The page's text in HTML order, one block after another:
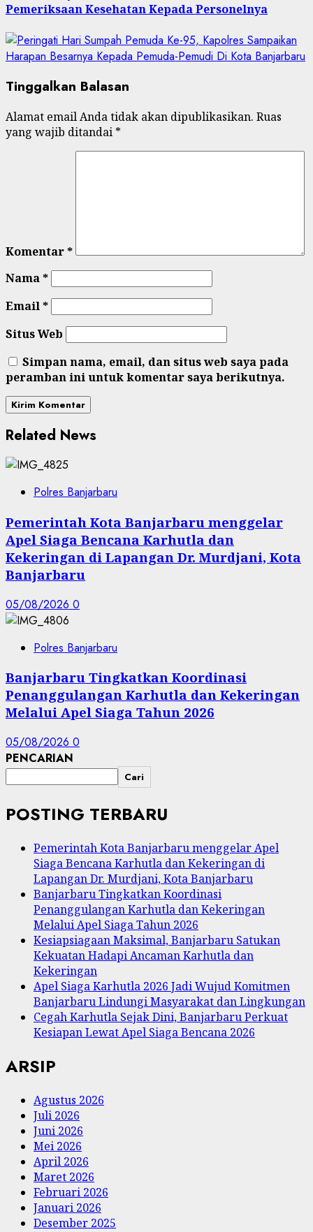
Pemeriksaan Kesehatan Kepada Personelnya
Tinggalkan Balasan
Alamat email Anda tidak akan dipublikasikan. Ruas
yang wajib ditandai *
Komentar*
Nama*
Email*
Situs Web
Simpan nama, email, dan situs web saya pada
peramban ini untuk komentar saya berikutnya.
Related News
Polres Banjarbaru
Pemerintah Kota Banjarbaru menggelar
Apel Siaga Bencana Karhutla dan
Kekeringan di Lapangan Dr. Murdjani, Kota
Banjarbaru
05/08/2026 0
Polres Banjarbaru
Banjarbaru Tingkatkan Koordinasi
Penanggulangan Karhutla dan Kekeringan
Melalui Apel Siaga Tahun 2026
05/08/2026 0
PENCARIAN
Cari
POSTING TERBARU
Pemerintah Kota Banjarbaru menggelar Apel
Siaga Bencana Karhutla dan Kekeringan di
Lapangan Dr. Murdjani, Kota Banjarbaru
Banjarbaru Tingkatkan Koordinasi
Penanggulangan Karhutla dan Kekeringan
Melalui Apel Siaga Tahun 2026
Kesiapsiagaan Maksimal, Banjarbaru Satukan
Kekuatan Hadapi Ancaman Karhutla dan
Kekeringan
Apel Siaga Karhutla 2026 Jadi Wujud Komitmen
Banjarbaru Lindungi Masyarakat dan Lingkungan
Cegah Karhutla Sejak Dini, Banjarbaru Perkuat
Kesiapan Lewat Apel Siaga Bencana 2026
ARSIP
Agustus 2026
Juli 2026
Juni 2026
Mei 2026
April 2026
Maret 2026
Februari 2026
Januari 2026
Desember 2025